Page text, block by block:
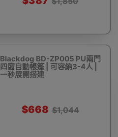
Blackdog BD-ZP005 PU兩門
四窗自動帳篷 | 可容納3-4人 |
一秒展開搭建
$668 $1,044